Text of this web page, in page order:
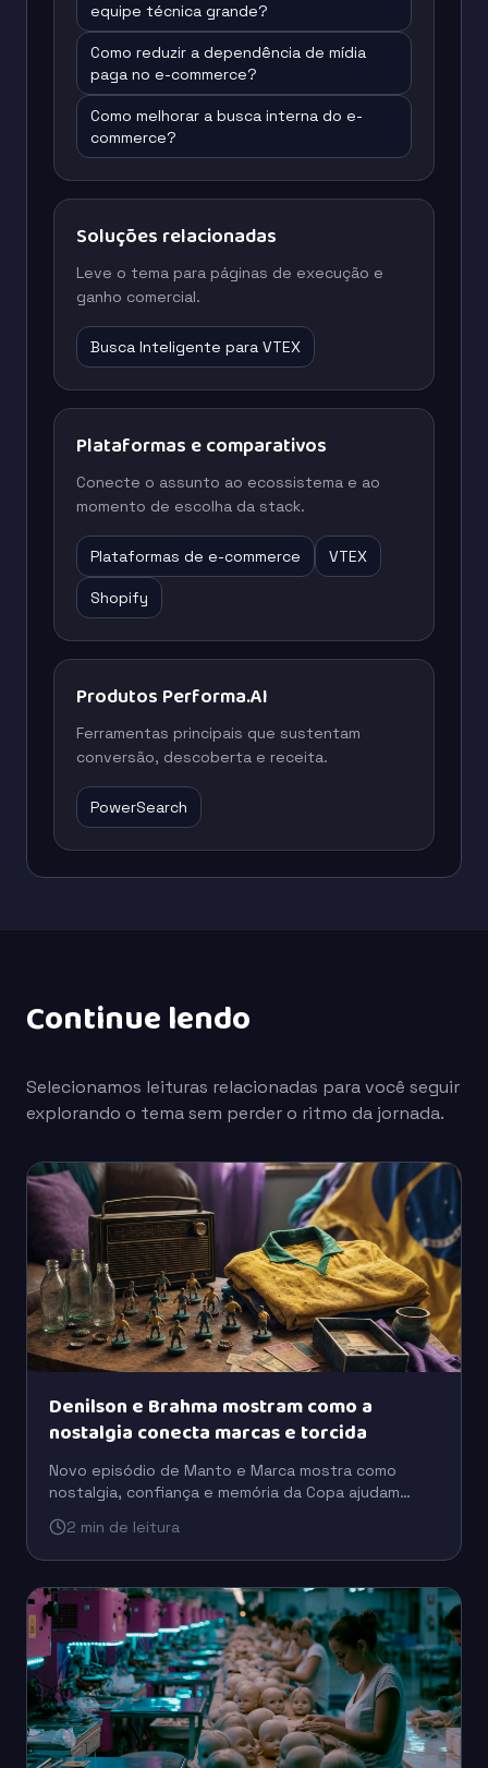
equipe técnica grande?
Como reduzir a dependência de mídia
paga no e-commerce?
Como melhorar a busca interna do e-
commerce?
Soluções relacionadas
Leve o tema para páginas de execução e
ganho comercial.
Busca Inteligente para VTEX
Plataformas e comparativos
Conecte o assunto ao ecossistema e ao
momento de escolha da stack.
Plataformas de e-commerce VTEX
Shopify
Produtos Performa.AI
Ferramentas principais que sustentam
conversão, descoberta e receita.
PowerSearch
Continue lendo
Selecionamos leituras relacionadas para você seguir
explorando o tema sem perder o ritmo da jornada.
Denilson e Brahma mostram como a
nostalgia conecta marcas e torcida
Novo episódio de Manto e Marca mostra como
nostalgia, confiança e memória da Copa ajudam
da torcida.
2 min de leitura